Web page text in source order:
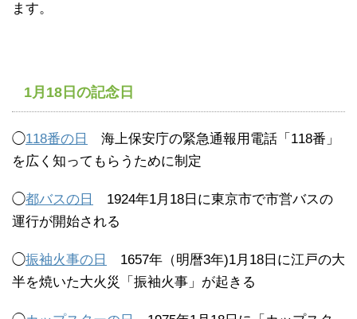
ます。
1月18日の記念日
◯118番の日
海上保安庁の緊急通報用電話「118番」
を広く知ってもらうために制定
◯都バスの日
1924年1月18日に東京市で市営バスの
運行が開始される
◯振袖火事の日
1657年（明暦3年)1月18日に江戸の大
半を焼いた大火災「振袖火事」が起きる